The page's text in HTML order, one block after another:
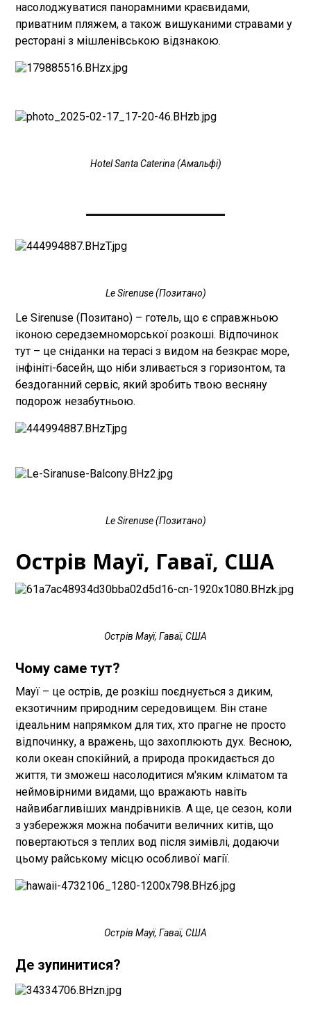
насолоджуватися панорамними краєвидами,
приватним пляжем, а також вишуканими стравами у
ресторані з мішленівською відзнакою.
Hotel Santa Caterina (Амальфі)
Le Sirenuse (Позитано)
Le Sirenuse (Позитано) – готель, що є справжньою
іконою середземноморської розкоші. Відпочинок
тут – це сніданки на терасі з видом на безкрає море,
інфініті-басейн, що ніби зливається з горизонтом, та
бездоганний сервіс, який зробить твою весняну
подорож незабутньою.
Le Sirenuse (Позитано)
Острів Мауї, Гаваї, США
Острів Мауї, Гаваї, США
Чому саме тут?
Мауї – це острів, де розкіш поєднується з диким,
екзотичним природним середовищем. Він стане
ідеальним напрямком для тих, хто прагне не просто
відпочинку, а вражень, що захоплюють дух. Весною,
коли океан спокійний, а природа прокидається до
життя, ти зможеш насолодитися м'яким кліматом та
неймовірними видами, що вражають навіть
найвибагливіших мандрівників. А ще, це сезон, коли
з узбережжя можна побачити величних китів, що
повертаються з теплих вод після зимівлі, додаючи
цьому райському місцю особливої магії.
Острів Мауї, Гаваї, США
Де зупинитися?